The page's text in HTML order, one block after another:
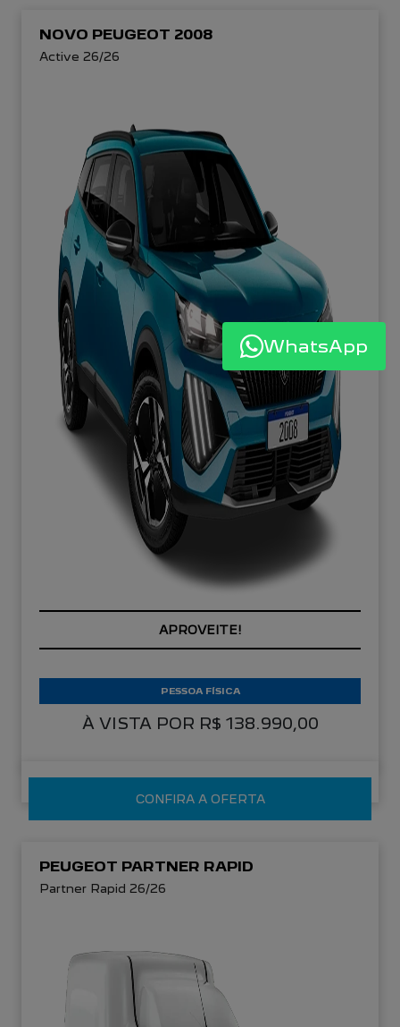
NOVO PEUGEOT 2008
Active 26/26
APROVEITE!
À VISTA POR R$ 138.990,00
PESSOA FÍSICA
CONFIRA A OFERTA
PEUGEOT PARTNER RAPID
Partner Rapid 26/26
WhatsApp